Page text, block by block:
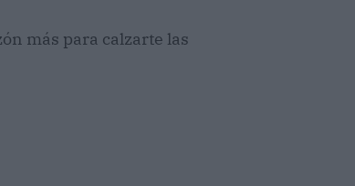
más para calzarte las